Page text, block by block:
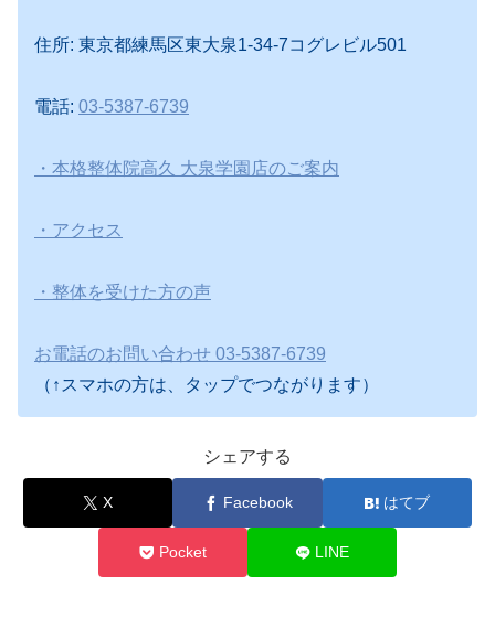
住所: 東京都練馬区東大泉1-34-7コグレビル501
電話: 03-5387-6739
・本格整体院高久 大泉学園店のご案内
・アクセス
・整体を受けた方の声
お電話のお問い合わせ 03-5387-6739
（↑スマホの方は、タップでつながります）
シェアする
X Facebook はてブ
Pocket LINE